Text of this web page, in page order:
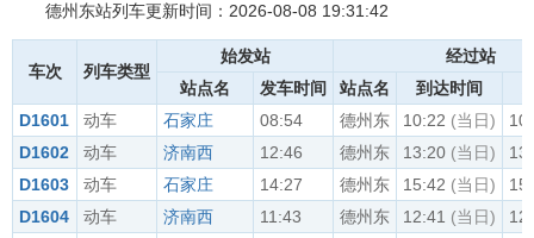
德州东站列车更新时间：2026-08-08 19:31:42
车次 列车类型
始发站
经过站
站点名
发车时间 站点名 到达时间
D1601
动车 石家庄 08:54 德州东 10:22 (当日)
D1602
动车 济南西 12:46 德州东 13:20 (当日)
D1603
动车 石家庄 14:27 德州东 15:42 (当日)
D1604
动车 济南西 11:43 德州东 12:41 (当日)